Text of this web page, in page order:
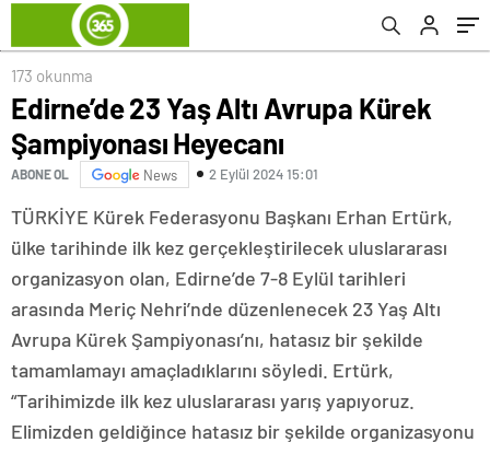
173 okunma
Edirne’de 23 Yaş Altı Avrupa Kürek
Şampiyonası Heyecanı
ABONE OL News 2 Eylül 2024 15:01
TÜRKİYE Kürek Federasyonu Başkanı Erhan Ertürk,
ülke tarihinde ilk kez gerçekleştirilecek uluslararası
organizasyon olan, Edirne’de 7-8 Eylül tarihleri
arasında Meriç Nehri’nde düzenlenecek 23 Yaş Altı
Avrupa Kürek Şampiyonası’nı, hatasız bir şekilde
tamamlamayı amaçladıklarını söyledi. Ertürk,
“Tarihimizde ilk kez uluslararası yarış yapıyoruz.
Elimizden geldiğince hatasız bir şekilde organizasyonu